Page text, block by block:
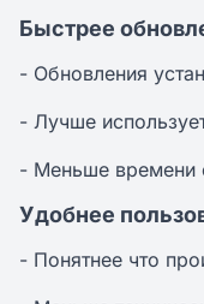
Быстрее
- Обновления
- Лучше
- Меньше времени
Удобнее
- Понятнее что